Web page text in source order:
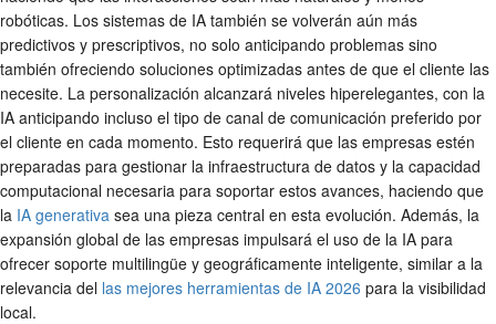
robóticas. Los sistemas de IA también se volverán aún más
predictivos y prescriptivos, no solo anticipando problemas sino
también ofreciendo soluciones optimizadas antes de que el cliente las
necesite. La personalización alcanzará niveles hiperelegantes, con la
IA anticipando incluso el tipo de canal de comunicación preferido por
el cliente en cada momento. Esto requerirá que las empresas estén
preparadas para gestionar la infraestructura de datos y la capacidad
computacional necesaria para soportar estos avances, haciendo que
la IA generativa sea una pieza central en esta evolución. Además, la
expansión global de las empresas impulsará el uso de la IA para
ofrecer soporte multilingüe y geográficamente inteligente, similar a la
relevancia del las mejores herramientas de IA 2026 para la visibilidad
local.